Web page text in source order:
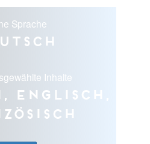
Sprache
Inhalte
Englisch,